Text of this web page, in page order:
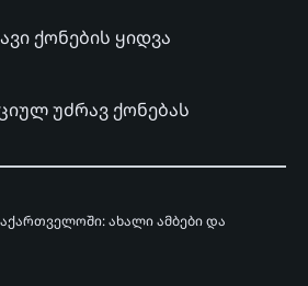
ქონების ყიდვა
უძრავ ქონებას
ახალი ამბები და